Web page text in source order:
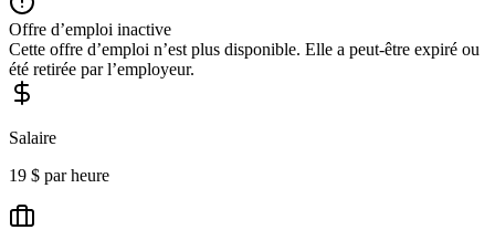
Offre d’emploi inactive
Cette offre d’emploi n’est plus disponible. Elle a peut-être expiré ou
été retirée par l’employeur.
Salaire
19 $ par heure